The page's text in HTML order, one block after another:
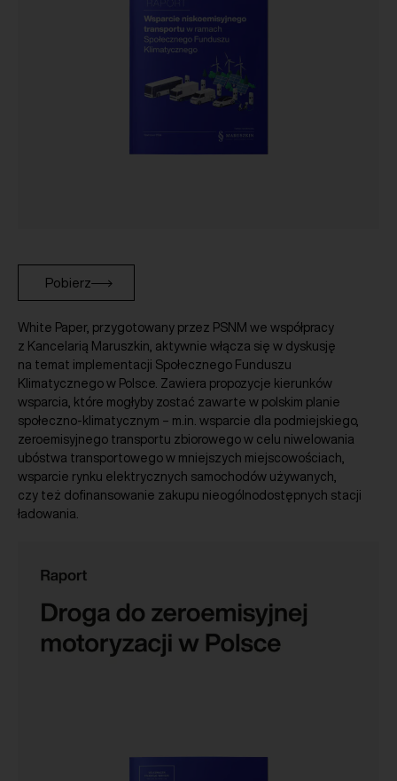
Pobierz
White Paper, przygotowany przez PSNM we współpracy
z Kancelarią Maruszkin, aktywnie włącza się w dyskusję
na temat implementacji Społecznego Funduszu
Klimatycznego w Polsce. Zawiera propozycje kierunków
wsparcia, które mogłyby zostać zawarte w polskim planie
społeczno-klimatycznym – m.in. wsparcie dla podmiejskiego,
zeroemisyjnego transportu zbiorowego w celu niwelowania
ubóstwa transportowego w mniejszych miejscowościach,
wsparcie rynku elektrycznych samochodów używanych,
czy też dofinansowanie zakupu nieogólnodostępnych stacji
ładowania.